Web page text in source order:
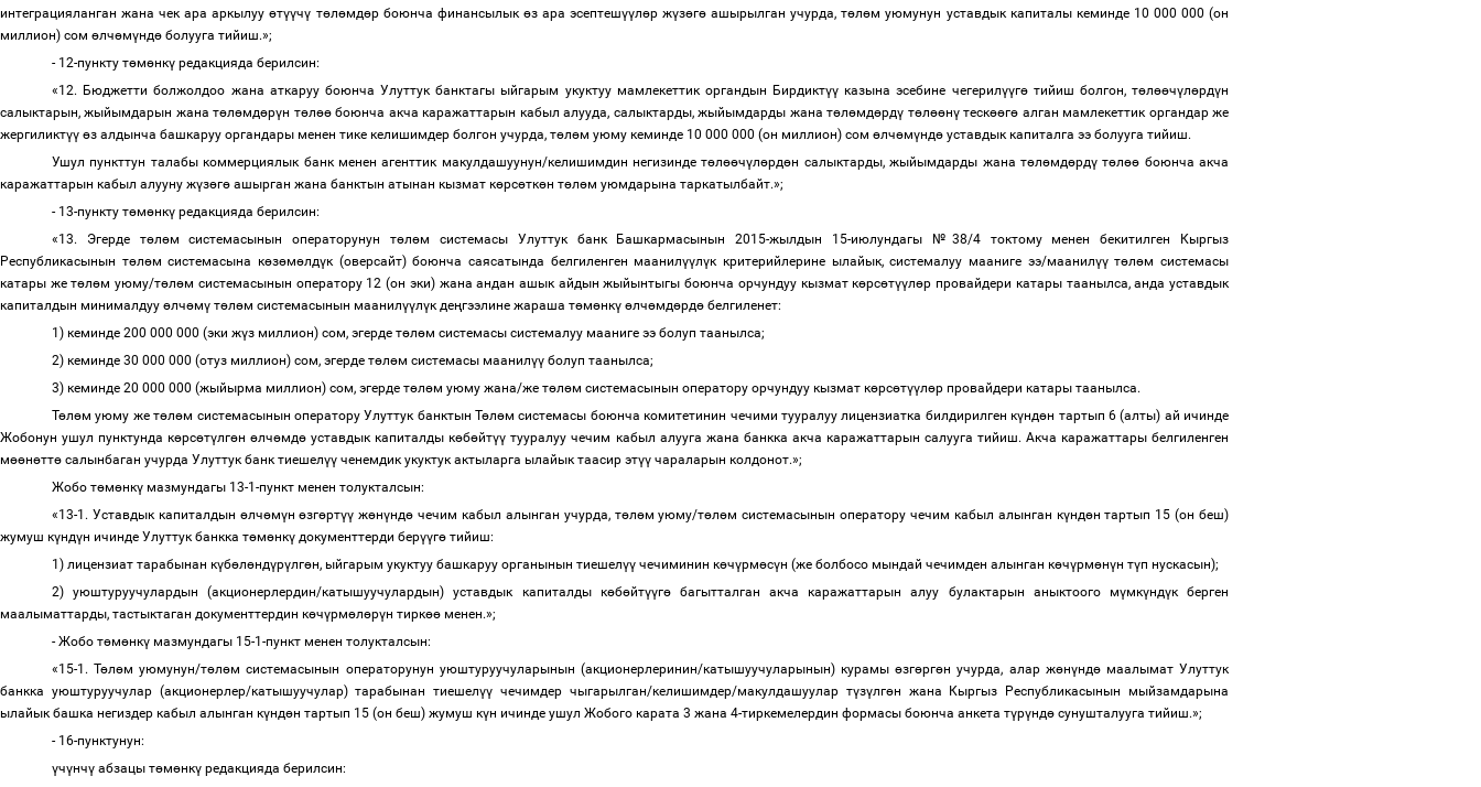
интеграцияланган жана чек ара аркылууөтүүчү төлөмдөр боюнча финансылык өз ара эсептешүүлөр жүзөгө ашырылган учурда, төлөм уюмунун уставдык капиталы кеминде 10 000 000 (он
миллион) сом өлчөмүндө болууга тийиш.»;
- 12-пункту төмөнкү редакцияда берилсин:
«12. Бюджетти болжолдоо жана аткаруу боюнча Улуттук банктагы ыйгарым укуктуу мамлекеттик органдын Бирдиктүү казына эсебине чегерилүүгөтийиш болгон, төлөөчүлөрдүн
салыктарын, жыйымдарын жана төлөмдөрүн төлөөбоюнча акча каражаттарын кабыл алууда, салыктарды, жыйымдарды жана төлөмдөрдү төлөөнүтескөөгө алган мамлекеттик органдар же
жергиликтүү өз алдынча башкаруу органдары менен тике келишимдер болгон учурда, төлөм уюму кеминде 10 000 000 (он миллион) сом өлчөмүндө уставдык капиталга ээ болууга тийиш.
Ушул пункттун талабы коммерциялык банк менен агенттик макулдашуунун/келишимдин негизинде төлөөчүлөрдөн салыктарды, жыйымдарды жана төлөмдөрдүтөлөө боюнча акча
каражаттарын кабыл алууну жүзөгө ашырган жана банктын атынан кызмат көрсөткөн төлөм уюмдарына таркатылбайт.»;
- 13-пункту төмөнкү редакцияда берилсин:
«13. Эгерде төлөм системасынын операторунун төлөм системасы Улуттук банк Башкармасынын 2015-жылдын 15-июлундагы №38/4 токтому менен бекитилген Кыргыз
Республикасынын төлөм системасына көзөмөлдүк (оверсайт) боюнча саясатында белгиленген маанилүүлүк критерийлерине ылайык, системалуу мааниге ээ/маанилүүтөлөм системасы
катары же төлөм уюму/төлөм системасынын оператору 12 (он эки) жана андан ашык айдын жыйынтыгы боюнча орчундуу кызмат көрсөтүүлөр провайдери катары таанылса, анда уставдык
капиталдын минималдуу өлчөмү төлөм системасынын маанилүүлүк деңгээлине жараша төмөнкү өлчөмдөрдө белгиленет:
1) кеминде 200 000 000 (эки жүз миллион) сом, эгерде төлөм системасы системалуу мааниге ээ болуп таанылса;
2) кеминде 30 000 000 (отуз миллион) сом, эгерде төлөм системасы маанилүү болуп таанылса;
3) кеминде 20 000 000 (жыйырма миллион) сом, эгерде төлөм уюму жана/же төлөм системасынын оператору орчундуу кызмат көрсөтүүлөр провайдери катары таанылса.
Төлөм уюму же төлөм системасынын оператору Улуттук банктын Төлөм системасы боюнча комитетинин чечими тууралуу лицензиатка билдирилген күндөн тартып 6 (алты) ай ичинде
Жобонун ушул пунктунда көрсөтүлгөнөлчөмдө уставдык капиталды көбөйтүү тууралуу чечим кабыл алууга жана банкка акча каражаттарын салууга тийиш. Акча каражаттары белгиленген
мөөнөттө салынбаган учурда Улуттук банк тиешелүү ченемдик укуктук актыларга ылайык таасир этүү чараларын колдонот.»;
Жобо төмөнкү мазмундагы 13-1-пункт менен толукталсын:
«13-1. Уставдык капиталдын өлчөмүнөзгөртүү жөнүндө чечим кабыл алынган учурда, төлөм уюму/төлөм системасынын оператору чечим кабыл алынган күндөн тартып 15 (он беш)
жумуш күндүн ичинде Улуттук банкка төмөнкү документтерди берүүгө тийиш:
1) лицензиат тарабынан күбөлөндүрүлгөн, ыйгарым укуктуу башкаруу органынын тиешелүү чечиминин көчүрмөсүн (же болбосо мындай чечимден алынган көчүрмөнүн түп нускасын);
2) уюштуруучулардын (акционерлердин/катышуучулардын) уставдык капиталды көбөйтүүгөбагытталган акча каражаттарын алуу булактарын аныктоого мүмкүндүк берген
маалыматтарды, тастыктаган документтердин көчүрмөлөрүн тиркөө менен.»;
- Жобо төмөнкү мазмундагы 15-1-пункт менен толукталсын:
«15-1. Төлөм уюмунун/төлөм системасынын операторунун уюштуруучуларынын (акционерлеринин/катышуучуларынын) курамыөзгөргөн учурда, алар жөнүндөмаалымат Улуттук
банкка уюштуруучулар (акционерлер/катышуучулар) тарабынан тиешелүү чечимдер чыгарылган/келишимдер/макулдашуулар түзүлгөн жана Кыргыз Республикасынын мыйзамдарына
ылайык башка негиздер кабыл алынган күндөн тартып 15 (он беш) жумуш күн ичинде ушул Жобого карата 3 жана 4-тиркемелердин формасы боюнча анкета түрүндө сунушталууга тийиш.»;
- 16-пунктунун:
үчүнчү абзацы төмөнкү редакцияда берилсин: